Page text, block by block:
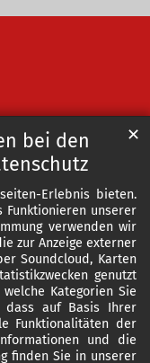
bei den
Erlebnis bieten.
Funktionieren unserer
verwenden wir
zur Anzeige externer
Soundcloud, Karten
genutzt
Kategorien Sie
dass auf Basis Ihrer
Funktionalitäten der
und die
finden Sie in unserer
✕